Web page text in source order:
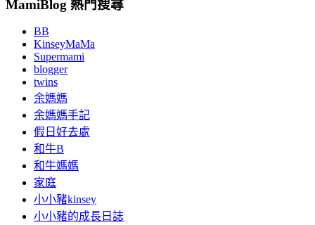
MamiBlog 熱門搜尋
BB
KinseyMaMa
Supermami
blogger
twins
余媽媽
余媽媽手記
假日好去處
和牛B
和牛媽媽
家庭
小小豬kinsey
小小豬的成長日誌